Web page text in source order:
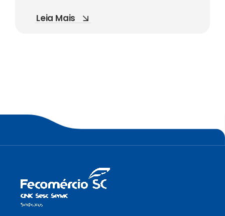
Leia Mais